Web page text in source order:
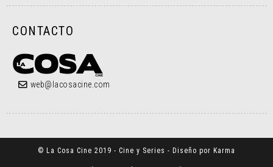
CONTACTO
web@lacosacine.com
© La Cosa Cine 2019 - Cine y Series - Diseño por Karma